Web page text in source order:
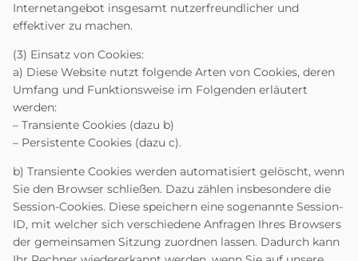
Internetangebot insgesamt nutzerfreundlicher und
effektiver zu machen.
(3) Einsatz von Cookies:
a) Diese Website nutzt folgende Arten von Cookies, deren
Umfang und Funktionsweise im Folgenden erläutert
werden:
– Transiente Cookies (dazu b)
– Persistente Cookies (dazu c).
b) Transiente Cookies werden automatisiert gelöscht, wenn
Sie den Browser schließen. Dazu zählen insbesondere die
Session-Cookies. Diese speichern eine sogenannte Session-
ID, mit welcher sich verschiedene Anfragen Ihres Browsers
der gemeinsamen Sitzung zuordnen lassen. Dadurch kann